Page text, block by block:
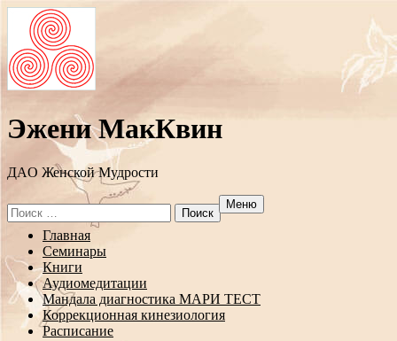
Эжени МакКвин
ДAO Женской Мудрости
Search
for:
Меню
Перейти
содержанию
Главная
Семинары
Книги
Аудиомедитации
Мандала диагностика МАРИ ТЕСТ
Коррекционная кинезиология
Расписание